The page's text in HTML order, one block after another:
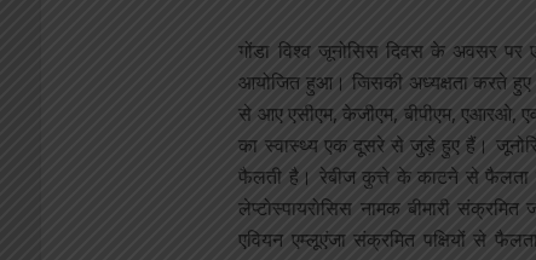
गोंडा विश्व जूनोसिस दिवस के अवसर पर
आयोजित हुआ। जिसकी अध्यक्षता करते हुए
से आए एसीएम, केजीएम, बीपीएम, एआरओ,
का स्वास्थ्य एक दूसरे से जुड़े हुए हैं।
फैलती है। रेबीज कुत्ते के काटने से फैलता
लेप्टोस्पायरोसिस नामक बीमारी
एवियन एम्लूएंजा संक्रमित पक्षियों से